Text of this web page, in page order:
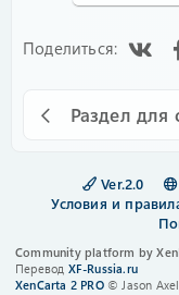
Поделиться:
Раздел для
Ver.2.0
Условия и
Community platform by
Перевод XF-Russia.ru
XenCarta 2 PRO© Jason